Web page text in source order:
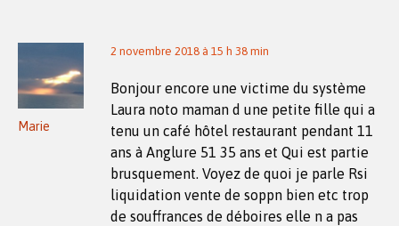
Marie
2 novembre 2018 à 15 h 38 min
Bonjour encore une victime du système
Laura noto maman d une petite fille qui a
tenu un café hôtel restaurant pendant 11
ans à Anglure 51 35 ans et Qui est partie
brusquement. Voyez de quoi je parle Rsi
liquidation vente de soppn bien etc trop
de souffrances de déboires elle n a pas